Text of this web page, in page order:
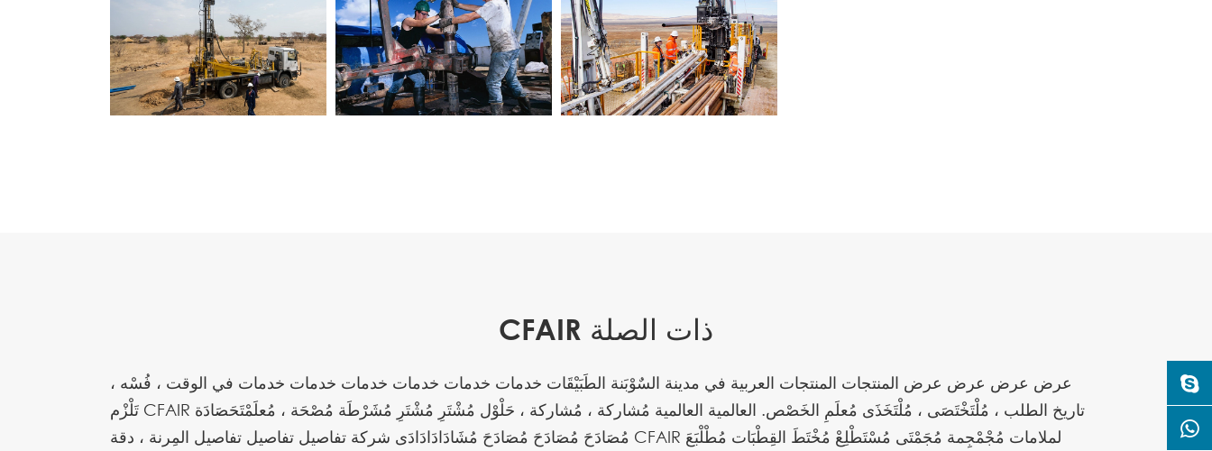
CFAIR ذات الصلة
عرض عرض عرض عرض المنتجات المنتجات العربية في مدينة السٌوْبَنة الطَبَيْقَات خدمات خدمات خدمات خدمات خدمات خدمات في الوقت ، فُسْه ،
تَلْزْم CFAIR تاريخ الطلب ، مُلْتَخْتَصَى ، مُلْتَخَذَى مُعلَمِ الخَصْص. العالمية العالمية مُشاركة ، مُشاركة ، حَلْوْل مُشْتَرِ مُشْتَرِ مُشَرْطَة مُصْحَة ، مُعلَمْتَحَصَادَة
مُصَادَحَ مُصَادَحَ مُصَادَحَ مُشَادَادَادَادَى شركة تفاصيل تفاصيل تفاصيل المِرنة ، دقة CFAIR لملامات مُجْمْجِمة مُجَمْتَى مُسْتَطْلِعْ مُخْتَطَ القِطْبَات مُطْلْبَعَ